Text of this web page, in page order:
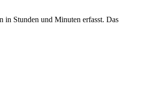
in Stunden und Minuten erfasst. Das